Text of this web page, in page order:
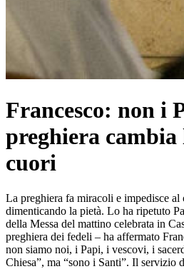
Francesco: non i
preghiera cambia
cuori
La preghiera fa miracoli e impedisce
dimenticando la pietà. Lo ha ripetuto
della Messa del mattino celebrata in
preghiera dei fedeli – ha affermato
non siamo noi, i Papi, i vescovi, i
Chiesa”, ma “sono i Santi”. Il servizio